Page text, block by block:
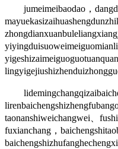
jumeimeibaodao，
taonanshiweichangwei、
fuxianchang，